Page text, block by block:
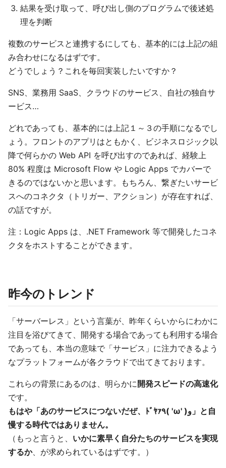
結果を受け取って、呼び出し側のプログラムで後述処
理を判断
複数のサービスと連携するにしても、基本的には上記の組
み合わせになるはずです。
どうでしょう？これを毎回実装したいですか？
SNS、業務用 SaaS、クラウドのサービス、自社の独自サ
ービス…
どれであっても、基本的には上記１～３の手順になるでし
ょう。フロントのアプリはともかく、ビジネスロジック以
降で何らかの Web API を呼び出すのであれば、経験上
80% 程度は Microsoft Flow や Logic Apps でカバーで
きるのではないかと思います。もちろん、繋ぎたいサービ
スへのコネクタ（トリガー、アクション）が存在すれば、
の話ですが。
注：Logic Apps は、.NET Framework 等で開発したコネ
クタをホストすることができます。
昨今のトレンド
「サーバーレス」という言葉が、昨年くらいからにわかに
注目を浴びてきて、開発する場合であっても利用する場合
であっても、本当の意味で「サービス」に注力できるよう
なプラットフォームが各クラウドで出てきております。
これらの背景にあるのは、明らかに開発スピードの高速化
です。
もはや「あのサービスにつないだぜ、ﾄﾞﾔｧ٩( 'ω' )و」と自
慢する時代ではありません。
（もっと言うと、 いかに素早く自分たちのサービスを実現
するか、が求められているはずです。）